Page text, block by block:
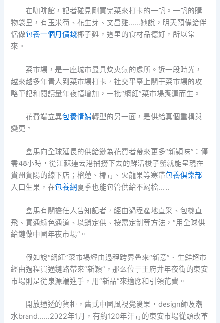
在咖啡館，記者碰見剛買完菜來打卡的一帆。一帆的購
物袋里，有玉米筍、花生芽、文昌雞……她說，明天預備給伴
侶做包養一個月價錢椰子雞，這里的食材品德好，所以常
來。
菜市場，是一座城市最具炊火氣的處所。近一段時光，
越來越多年青人到菜市場打卡，社交平臺上關于菜市場的攻
略筆記和閱讀量年夜幅增加，一批“網紅”菜市場應運而生。
花費端立異包養情婦轉型的另一面，是供給真個重構與
變更。
盒馬向全球延長的供給鏈為花費者帶來更多“新穎味”：僅
需48小時，從江蘇連云港捕撈下去的鮮活梭子蟹就能呈現在
貴州貴陽的線下店；榴蓮、椰青、火龍果等寒帶包養俱樂部
入口生果，在包養網夏季也能包管供給不竭檔……
盒馬有關擔任人告知記者，經由過程產地直采、包機直
飛、買通綠色通道、以銷定供、按需定制等方法，“用全球供
給鏈做中國年夜市場”。
假如說“網紅”菜市場經由過程跨界帶來“新意”、生鮮超市
經由過程買通鏈路帶來“新穎”，那么位于王府井年夜街的東安
市場則是從泉源端進手，用“新品”來適應和引領花費。
開放通透的貨柜，舊式中國風視覺後果，design師及潮
水brand……2022年1月，有約120年汗青的東安市場從頭改革